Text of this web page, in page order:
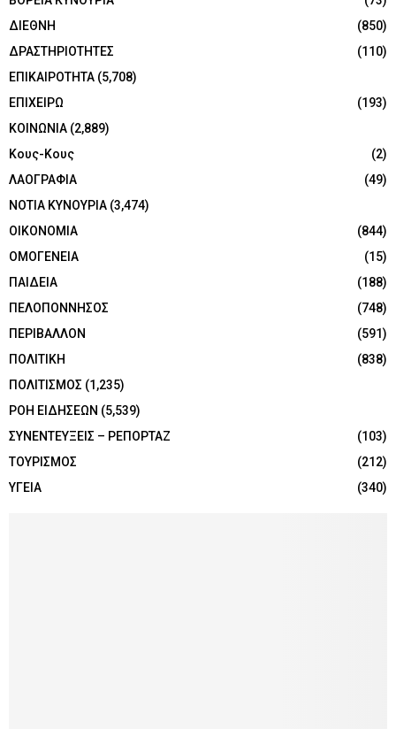
ΔΙΕΘΝΗ
(850)
ΔΡΑΣΤΗΡΙΟΤΗΤΕΣ
(110)
ΕΠΙΚΑΙΡΟΤΗΤΑ (5,708)
ΕΠΙΧΕΙΡΩ
(193)
ΚΟΙΝΩΝΙΑ (2,889)
Κους-Κους
(2)
ΛΑΟΓΡΑΦΙΑ
(49)
ΝΟΤΙΑ ΚΥΝΟΥΡΙΑ (3,474)
ΟΙΚΟΝΟΜΙΑ
(844)
ΟΜΟΓΕΝΕΙΑ
(15)
ΠΑΙΔΕΙΑ
(188)
ΠΕΛΟΠΟΝΝΗΣΟΣ
(748)
ΠΕΡΙΒΑΛΛΟΝ
(591)
ΠΟΛΙΤΙΚΗ
(838)
ΠΟΛΙΤΙΣΜΟΣ (1,235)
ΡΟΗ ΕΙΔΗΣΕΩΝ (5,539)
ΣΥΝΕΝΤΕΥΞΕΙΣ – ΡΕΠΟΡΤΑΖ
(103)
ΤΟΥΡΙΣΜΟΣ
(212)
ΥΓΕΙΑ
(340)